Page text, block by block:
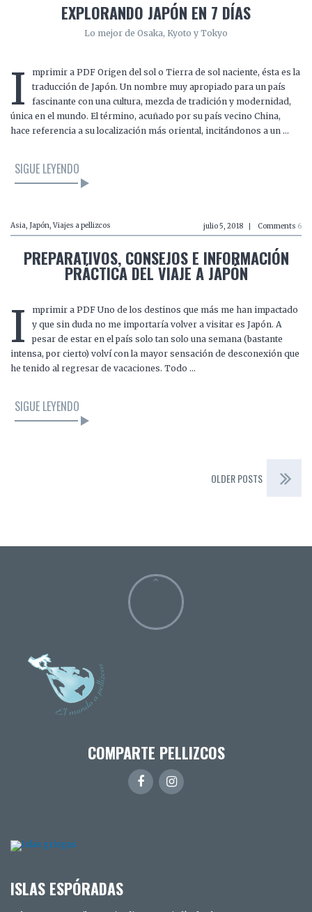
EXPLORANDO JAPÓN EN 7 DÍAS
Lo mejor de Osaka, Kyoto y Tokyo
I
mprimir a PDF Origen del sol o Tierra de sol naciente, ésta es la
traducción de Japón. Un nombre muy apropiado para un país
fascinante con una cultura, mezcla de tradición y modernidad,
única en el mundo. El término, acuñado por su país vecino China,
hace referencia a su localización más oriental, incitándonos a un …
SIGUE LEYENDO
Asia Japón Viajes a pellizcos julio 5, 2018 Comments 6
PREPARATIVOS, CONSEJOS E INFORMACIÓN
PRÁCTICA DEL VIAJE A JAPÓN
I
mprimir a PDF Uno de los destinos que más me han impactado
y que sin duda no me importaría volver a visitar es Japón. A
pesar de estar en el país solo tan solo una semana (bastante
intensa, por cierto) volví con la mayor sensación de desconexión que
he tenido al regresar de vacaciones. Todo …
SIGUE LEYENDO
OLDER POSTS
COMPARTE PELLIZCOS
ISLAS ESPÓRADAS